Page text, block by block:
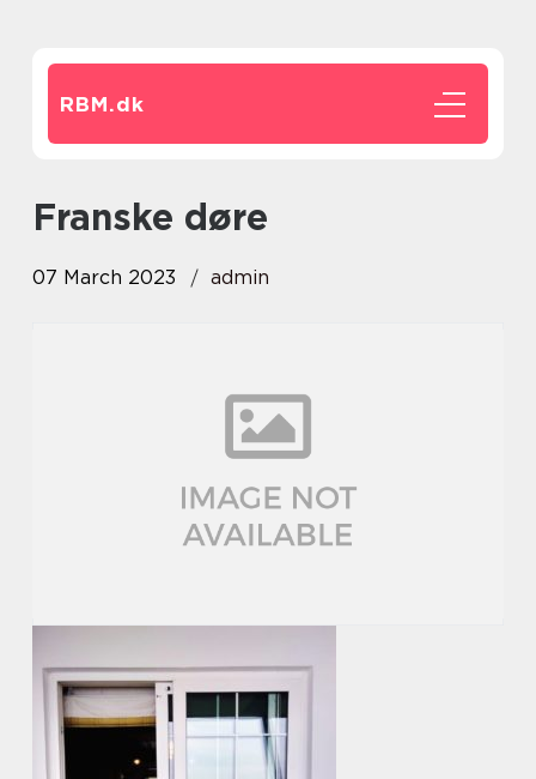
RBM.dk
franske døre
07 March 2023 admin